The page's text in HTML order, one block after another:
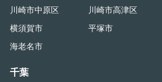
川崎市中原区
川崎市高津区
横須賀市
平塚市
海老名市
千葉